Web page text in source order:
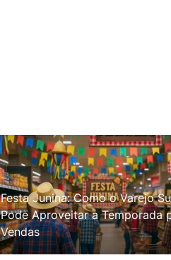
Festa Junina: Como o Varejo
Pode Aproveitar a Temporada
Vendas